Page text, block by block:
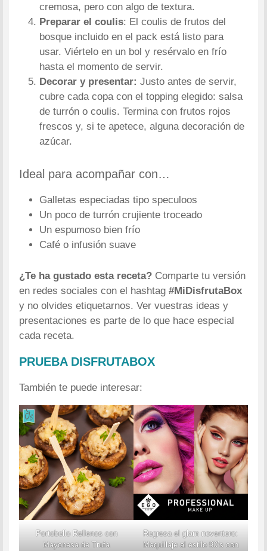
cremosa, pero con algo de textura.
Preparar el coulis: El coulis de frutos del
bosque incluido en el pack está listo para
usar. Viértelo en un bol y resérvalo en frío
hasta el momento de servir.
Decorar y presentar: Justo antes de servir,
cubre cada copa con el topping elegido: salsa
de turrón o coulis. Termina con frutos rojos
frescos y, si te apetece, alguna decoración de
azúcar.
Ideal para acompañar con…
Galletas especiadas tipo speculoos
Un poco de turrón crujiente troceado
Un espumoso bien frío
Café o infusión suave
¿Te ha gustado esta receta? Comparte tu versión
en redes sociales con el hashtag#MiDisfrutaBox
y no olvides etiquetarnos. Ver vuestras ideas y
presentaciones es parte de lo que hace especial
cada receta.
PRUEBA DISFRUTABOX
También te puede interesar:
Portobello Rellenos con
Mayonesa de Trufa
Regresa el glam noventero:
Maquillaje al estilo 90’s con